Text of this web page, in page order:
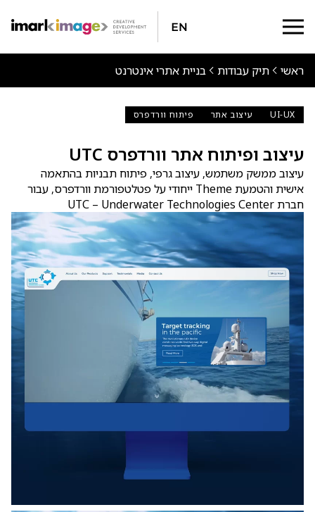
En
ראשי תיק עבודות בניית אתרי אינטרנט
UI-UX עיצוב אתר פיתוח וורדפרס
עיצוב ופיתוח אתר וורדפרס UTC
עיצוב ממשק משתמש, עיצוב גרפי, פיתוח תבניות בהתאמה
אישית והטמעת Theme ייחודי על פטלטפורמת וורדפרס, עבור
חברת UTC – Underwater Technologies Center